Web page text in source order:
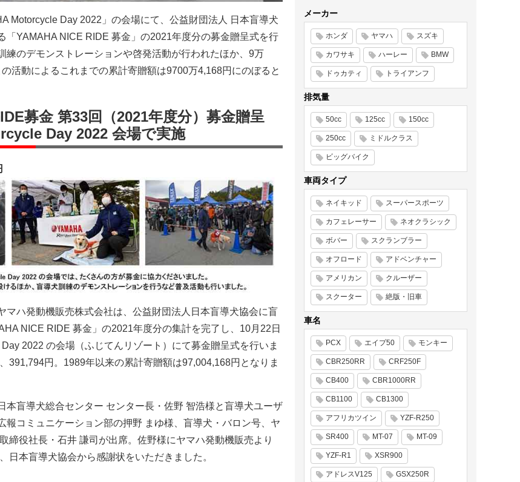
Motorcycle Day 2022」の会場にて、公益財団法人 日本盲導犬
「YAMAHA NICE RIDE 募金」の2021年度分の募金贈呈式を行
練のデモンストレーションや啓発活動が行われたほか、9万
活動によるこれまでの累計寄贈額は9700万4,168円にのぼると
募金 第33回（2021年度分）募金贈呈
Day 2022 会場で実施
マハ発動機販売株式会社は、公益財団法人日本盲導犬協会に盲
NICE RIDE 募金」の2021年度分の集計を完了し、10月22日
Day 2022 の会場（ふじてんリゾート）にて募金贈呈式を行いま
391,794円。1989年以来の累計寄贈額は97,004,168円となりま
本盲導犬総合センター センター長・佐野 智浩様と盲導犬ユーザ
報コミュニケーション部の押野 まゆ様、盲導犬・バロン号、ヤ
締役社長・石井 謙司が出席。佐野様にヤマハ発動機販売より
日本盲導犬協会から感謝状をいただきました。
メーカー
ホンダ ヤマハ スズキ
カワサキ ハーレー BMW
ドゥカティ トライアンフ
排気量
50cc 125cc 150cc
250cc ミドルクラス
ビッグバイク
車両タイプ
ネイキッド スーパースポーツ
カフェレーサー ネオクラシック
ボバー スクランブラー
オフロード アドベンチャー
アメリカン クルーザー
スクーター 絶版・旧車
車名
PCX エイプ50 モンキー
CBR250RR CRF250F
CB400 CBR1000RR
CB1100 CB1300
アフリカツイン YZF-R250
SR400 MT-07 MT-09
YZF-R1 XSR900
アドレスV125 GSX250R